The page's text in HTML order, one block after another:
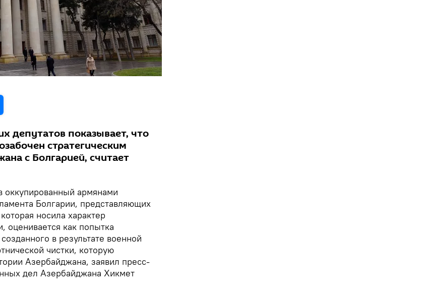
депутатов показывает, что
стратегическим
с Болгарией, считает
оккупированный армянами
Болгарии, представляющих
носила характер
оценивается как попытка
в результате военной
чистки, которую
Азербайджана, заявил пресс-
дел Азербайджана Хикмет